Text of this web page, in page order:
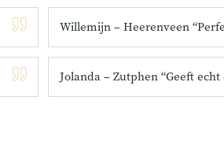
Willemijn – Heerenveen
Jolanda – Zutphen “Geeft